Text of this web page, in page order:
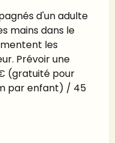
d'un adulte
mains dans le
les
Prévoir une
(gratuité pour
par enfant) / 45